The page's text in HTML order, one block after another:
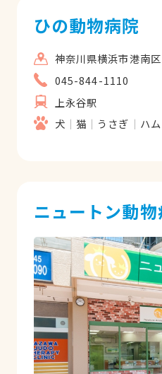
１匹の老猫の診察も
理ない治療を提案し
謝しています。 病院
理な治療をすすめな
す。ホームドクター
願いします。
ひの動物病院
神奈川県横浜市港南
045-844-1110
上永谷駅
犬
猫 うさぎ ハ
ニュートン動物